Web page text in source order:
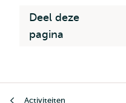
Deel deze
pagina
Activiteiten